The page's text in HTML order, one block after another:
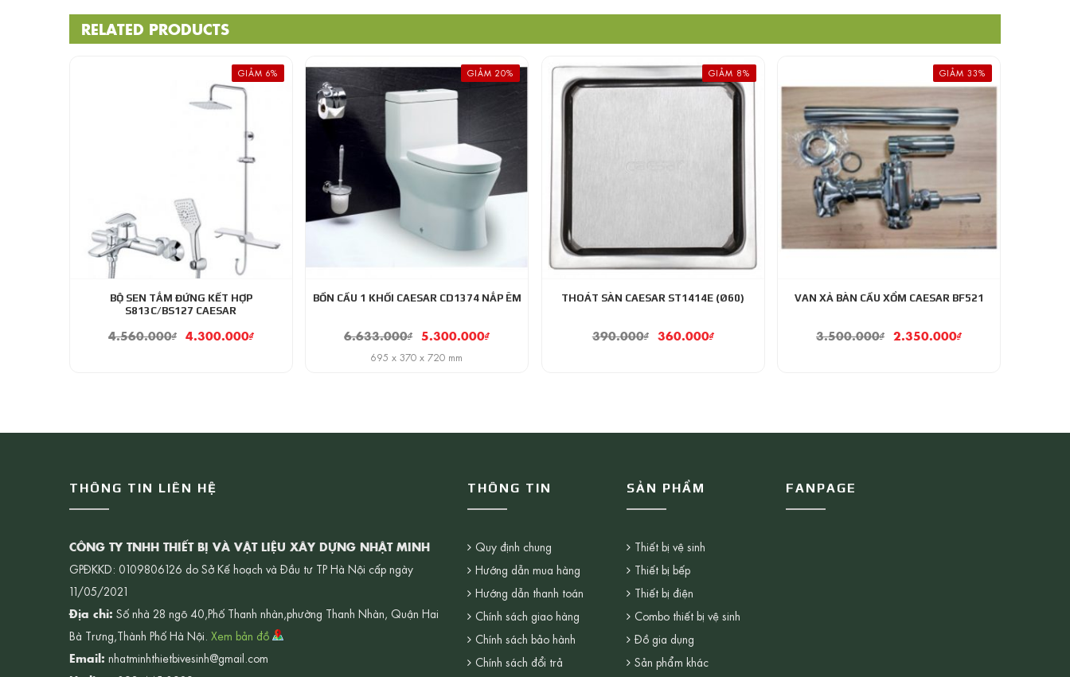
RELATED PRODUCTS
GIẢM 6%
BỘ SEN TẮM ĐỨNG KẾT HỢP
S813C/BS127 CAESAR
4.560.000₫ 4.300.000₫
GIẢM 20%
BỒN CẦU 1 KHỐI CAESAR CD1374 NẮP ÊM
6.633.000₫ 5.300.000₫
695 x 370 x 720 mm
GIẢM 8%
THOÁT SÀN CAESAR ST1414E (Ø60)
390.000₫ 360.000₫
GIẢM 33%
VAN XẢ BÀN CẦU XỔM CAESAR BF521
3.500.000₫ 2.350.000₫
THÔNG TIN LIÊN HỆ
CÔNG TY TNHH THIẾT BỊ VÀ VẬT LIỆU XÂY DỰNG NHẬT MINH
GPĐKKD: 0109806126 do Sở Kế hoạch và Đầu tư TP Hà Nội cấp ngày
11/05/2021
Địa chỉ: Số nhà 28 ngõ 40,Phố Thanh nhàn,phường Thanh Nhàn, Quận Hai
Bà Trưng,Thành Phố Hà Nội. Xem bản đồ
Email: nhatminhthietbivesinh@gmail.com
THÔNG TIN
Quy định chung
Hướng dẫn mua hàng
Hướng dẫn thanh toán
Chính sách giao hàng
Chính sách bảo hành
Chính sách đổi trả
SẢN PHẨM
Thiết bị vệ sinh
Thiết bị bếp
Thiết bị điện
Combo thiết bị vệ sinh
Đồ gia dụng
Sản phẩm khác
FANPAGE